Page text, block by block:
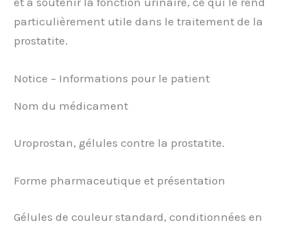
particulièrement utile dans le traitement de la
prostatite.
Notice – Informations pour le patient
Nom du médicament
Uroprostan, gélules contre la prostatite.
Forme pharmaceutique et présentation
Gélules de couleur standard, conditionnées en